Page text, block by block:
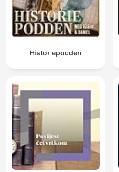
Historiepodden